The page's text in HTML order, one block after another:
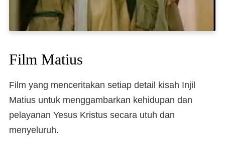
Film Matius
Film yang menceritakan setiap detail kisah Injil
Matius untuk menggambarkan kehidupan dan
pelayanan Yesus Kristus secara utuh dan
menyeluruh.